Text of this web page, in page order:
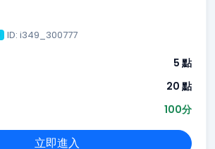
ID: i349_300777
5 點
20 點
100分
立即進入